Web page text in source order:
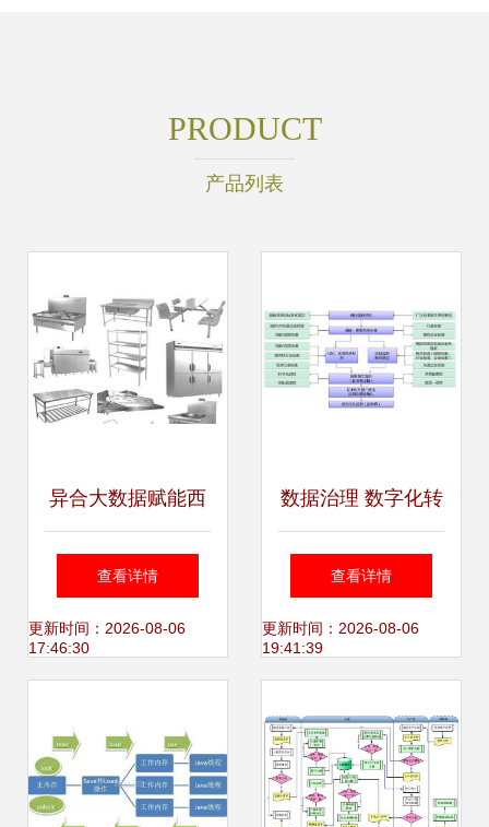
PRODUCT
产品列表
异合大数据赋能西
安厨具厂 公共设备
与专用产品的智能
查看详情
更新时间：2026-08-06
17:46:30
数据治理 数字化转
型的基石与系统服
务升级引擎
查看详情
更新时间：2026-08-06
19:41:39